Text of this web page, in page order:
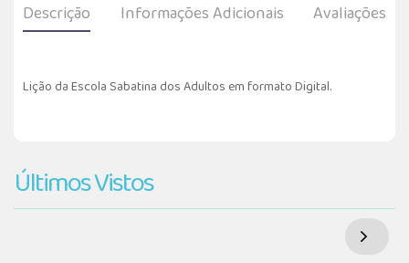
Descrição Informações Adicionais Avaliações
Lição da Escola Sabatina dos Adultos em formato Digital.
Últimos Vistos